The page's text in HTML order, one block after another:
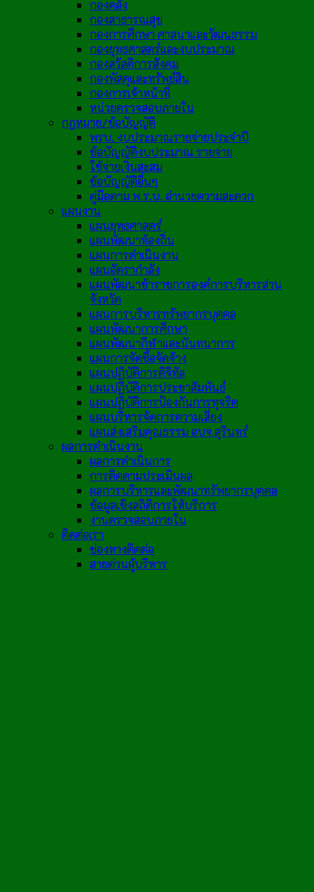
กองคลัง
กองสาธารณสุข
กองการศึกษา ศาสนาและวัฒนธรรม
กองยุทธศาสตร์และงบประมาณ
กองสวัสดิการสังคม
กองพัสดุและทรัพย์สิน
กองการเจ้าหน้าที่
หน่วยตรวจสอบภายใน
กฎหมาย/ข้อบัญญัติ
พรบ. งบประมาณรายจ่ายประจำปี
ข้อบัญญัติงบประมาณ รายจ่าย
ใช้จ่ายเงินสะสม
ข้อบัญญัติอื่นๆ
คู่มือตาม พ.ร.บ. อำนวยความสะดวก
แผนงาน
แผนยุทธศาสตร์
แผนพัฒนาท้องถิ่น
แผนการดำเนินงาน
แผนอัตรากำลัง
แผนพัฒนาข้าราชการองค์การบริหารส่วน
จังหวัด
แผนการบริหารทรัพยากรบุคคล
แผนพัฒนาการศึกษา
แผนพัฒนากีฬาและนันทนาการ
แผนการจัดซื้อจัดจ้าง
แผนปฏิบัติการดิจิทัล
แผนปฏิบัติการประชาสัมพันธ์
แผนปฏิบัติการป้องกันการทุจริต
แผนบริหารจัดการความเสี่ยง
แผนส่งเสริมคุณธรรม อบจ.สุรินทร์
ผลการดำเนินงาน
ผลการดำเนินการ
การติดตามประเมินผล
ผลการบริหารและพัฒนาทรัพยากรบุคคล
ข้อมูลเชิงสถิติการให้บริการ
งานตรวจสอบภายใน
ติดต่อเรา
ช่องทางติดต่อ
สายด่วนผู้บริหาร